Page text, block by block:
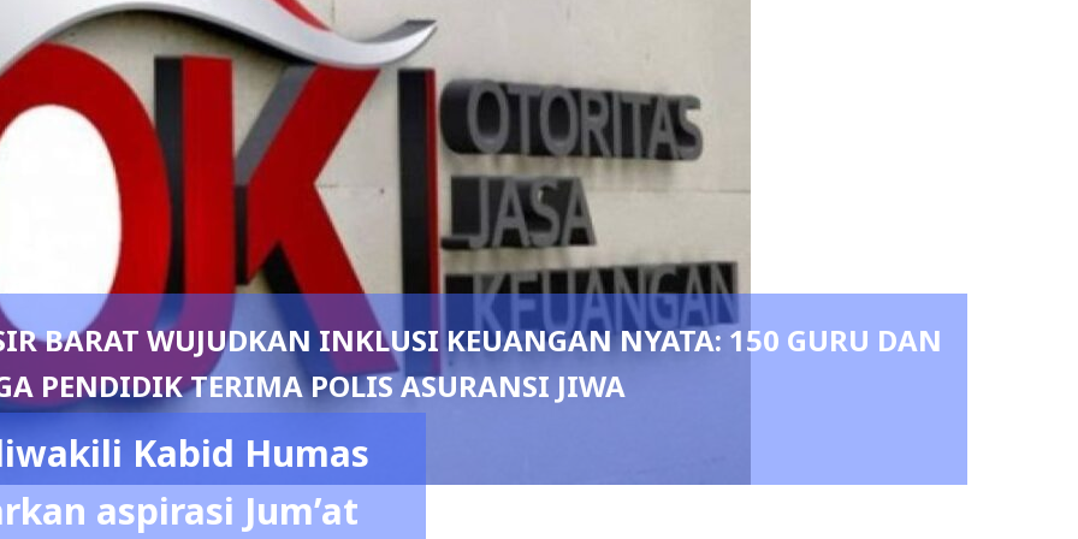
Herbin Sianipar, Babak Baru Kepemimpinan di Polresta Bandar
Lampung
Kabid Humas
aspirasi Jum’at